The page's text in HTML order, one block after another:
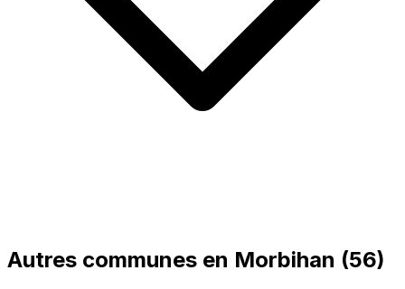
Autres communes en Morbihan (56)